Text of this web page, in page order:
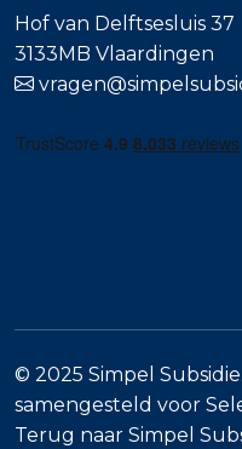
Hof van Delftsesluis 37
3133MB Vlaardingen
© 2025 Simpel
samengesteld voor
Terug naar Simpel